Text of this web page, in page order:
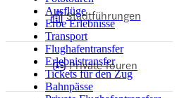
Ausflüge
Erbe Erlebnisse
Transport
Flughafentransfer
Erlebnistransfer
Tickets für den Zug
Bahnpässe
Stadtführungen
Private Touren